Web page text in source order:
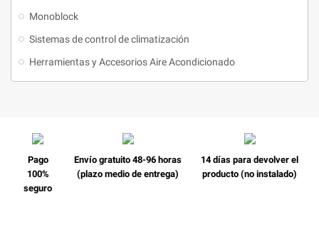
Monoblock
Sistemas de control de climatización
Herramientas y Accesorios Aire Acondicionado
Pago
100%
seguro
Envío gratuito 48-96 horas
(plazo medio de entrega)
14 días para devolver el
producto (no instalado)